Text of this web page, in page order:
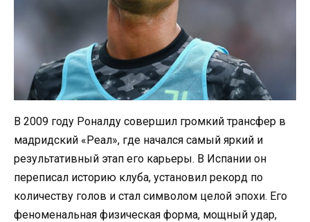
В 2009 году Роналду совершил громкий трансфер в
мадридский «Реал», где начался самый яркий и
результативный этап его карьеры. В Испании он
переписал историю клуба, установил рекорд по
количеству голов и стал символом целой эпохи. Его
феноменальная физическая форма, мощный удар,